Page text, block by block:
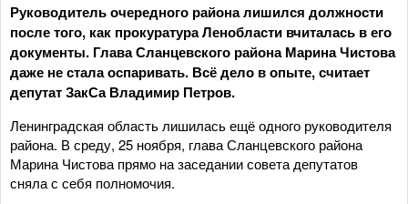
Руководитель очередного района лишился должности
после того, как прокуратура Ленобласти вчиталась в его
документы. Глава Сланцевского района Марина Чистова
даже не стала оспаривать. Всё дело в опыте, считает
депутат ЗакСа Владимир Петров.
Ленинградская область лишилась ещё одного руководителя
района. В среду, 25 ноября, глава Сланцевского района
Марина Чистова прямо на заседании совета депутатов
сняла с себя полномочия.